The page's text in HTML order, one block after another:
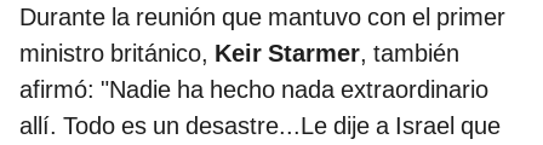
Durante la reunión que mantuvo con el primer
ministro británico, Keir Starmer, también
afirmó: "Nadie ha hecho nada extraordinario
allí. Todo es un desastre...Le dije a Israel que